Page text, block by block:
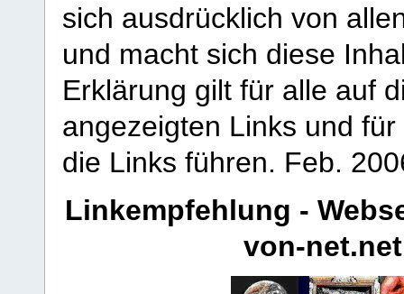
sich ausdrücklich von
und macht sich diese
Erklärung gilt für alle auf
angezeigten Links und
die Links führen. Feb.
Linkempfehlung -
von-net.net